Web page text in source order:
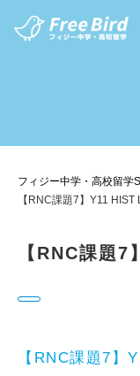
フィジー中学・高校留学
【RNC課題7】Y11 HIST
【RNC課題
【RNC課題7】